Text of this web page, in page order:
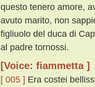
questo tenero amore,
avuto marito, non
figliuolo del duca di
al padre tornossi.
[Voice: fiammetta ]
[ 005 ] Era costei